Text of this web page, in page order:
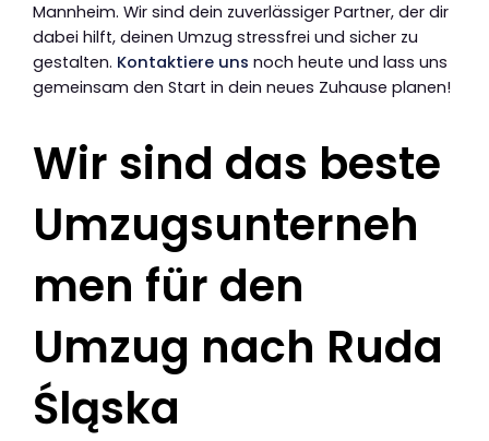
Mannheim. Wir sind dein zuverlässiger Partner, der dir
dabei hilft, deinen Umzug stressfrei und sicher zu
gestalten. Kontaktiere uns noch heute und lass uns
gemeinsam den Start in dein neues Zuhause planen!
Wir sind das beste
Umzugsunterneh
men für den
Umzug nach Ruda
Śląska